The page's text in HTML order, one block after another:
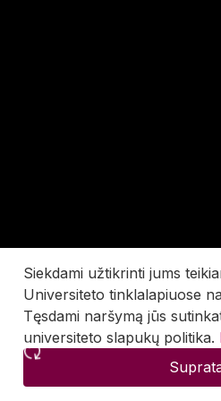
Siekdami užtikrinti jums
Universiteto tinklalapiuose
Tęsdami naršymą jūs
universiteto slapukų politika.